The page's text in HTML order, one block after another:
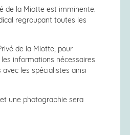
de la Miotte est imminente.
regroupant toutes les
de la Miotte, pour
informations nécessaires
les spécialistes ainsi
une photographie sera